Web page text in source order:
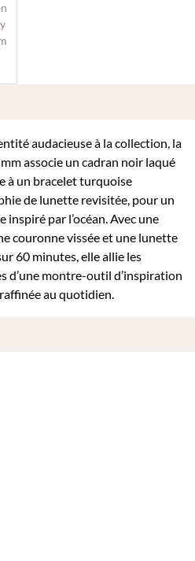
audacieuse à la collection, la
associe un cadran noir laqué
à un bracelet turquoise
de lunette revisitée, pour un
par l’océan. Avec une
couronne vissée et une lunette
60 minutes, elle allie les
d’une montre-outil d’inspiration
au quotidien.